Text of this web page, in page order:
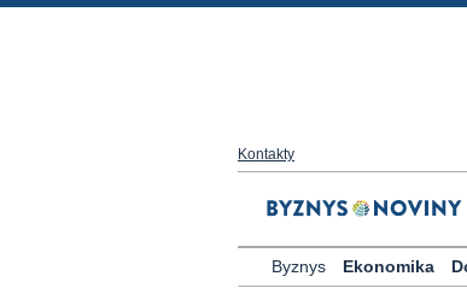
Kontakty
Byznys Ekonomika